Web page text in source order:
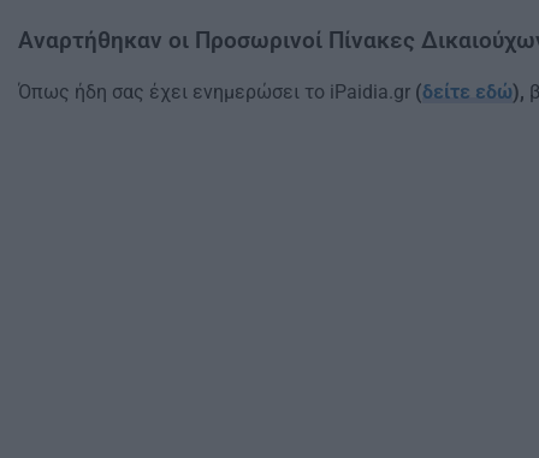
Αναρτήθηκαν οι Προσωρινοί Πίνακες
Όπως ήδη σας έχει ενημερώσει το iPaidia.gr (δείτε εδώ),